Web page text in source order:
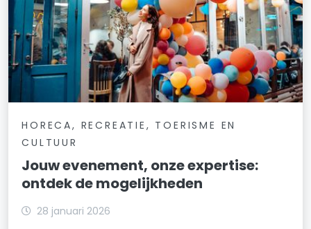
HORECA, RECREATIE, TOERISME EN
CULTUUR
Jouw evenement, onze expertise:
ontdek de mogelijkheden
28 januari 2026